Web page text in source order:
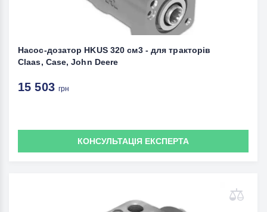
Насос-дозатор HKUS 320 см3 - для тракторів
Claas, Case, John Deere
15 503грн
КОНСУЛЬТАЦІЯ ЕКСПЕРТА